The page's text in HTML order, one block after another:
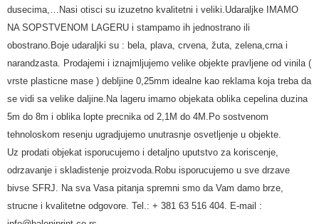
dusecima,…Nasi otisci su izuzetno kvalitetni i veliki.Udaraljke IMAMO
NA SOPSTVENOM LAGERU i stampamo ih jednostrano ili
obostrano.Boje udaraljki su : bela, plava, crvena, žuta, zelena,crna i
narandzasta. Prodajemi i iznajmljujemo velike objekte pravljene od vinila (
vrste plasticne mase ) debljine 0,25mm idealne kao reklama koja treba da
se vidi sa velike daljine.Na lageru imamo objekata oblika cepelina duzina
5m do 8m i oblika lopte precnika od 2,1M do 4M.Po sostvenom
tehnoloskom resenju ugradjujemo unutrasnje osvetljenje u objekte.
Uz prodati objekat isporucujemo i detaljno uputstvo za koriscenje,
odrzavanje i skladistenje proizvoda.Robu isporucujemo u sve drzave
bivse SFRJ. Na sva Vasa pitanja spremni smo da Vam damo brze,
strucne i kvalitetne odgovore. Tel.: + 381 63 516 404. E-mail :